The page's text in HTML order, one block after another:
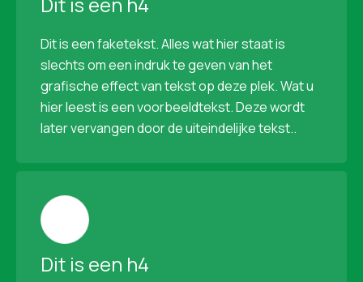
Dit is een faketekst. Alles wat hier staat is
slechts om een indruk te geven van het
grafische effect van tekst op deze plek. Wat u
hier leest is een voorbeeldtekst. Deze wordt
later vervangen door de uiteindelijke tekst..
Dit is een h4